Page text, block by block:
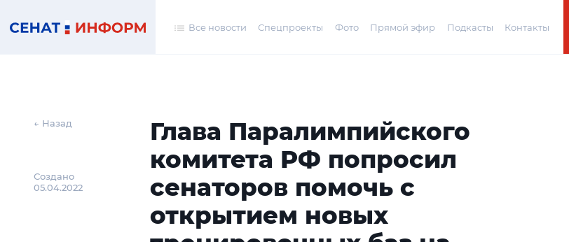
Все новости Спецпроекты Фото Прямой эфир Подкасты Контакты
← Назад
Создано
05.04.2022
Глава Паралимпийского
комитета РФ попросил
сенаторов помочь с
открытием новых